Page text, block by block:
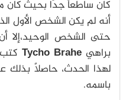
كان ساطعاً جدًا بحيث كان
أنه لم يكن الشخص الأول
حتى الشخص الوحيد،إلا
براهيTycho Brahe
لهذا الحدث، حاصلاً
باسمه.